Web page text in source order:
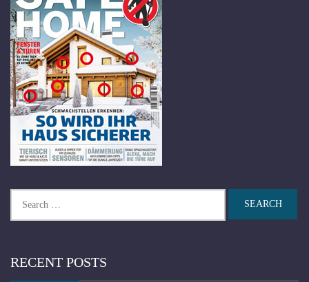
for:
RECENT POSTS